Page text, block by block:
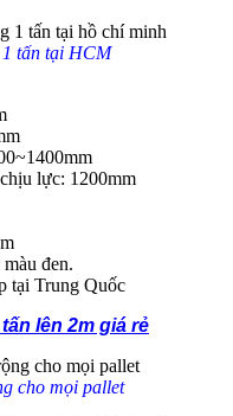
1 tấn tại HCM
lực: 1200mm
đen.
tại Trung Quốc
lên 2m giá rẻ
cho mọi pallet